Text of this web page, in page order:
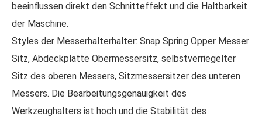
beeinflussen direkt den Schnitteffekt und die Haltbarkeit
der Maschine.
Styles der Messerhalterhalter: Snap Spring Opper Messer
Sitz, Abdeckplatte Obermessersitz, selbstverriegelter
Sitz des oberen Messers, Sitzmessersitzer des unteren
Messers. Die Bearbeitungsgenauigkeit des
Werkzeughalters ist hoch und die Stabilität des